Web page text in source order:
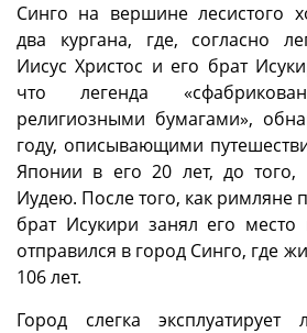
Синго на вершине лесистого
два кургана, где, согласно
Иисус Христос и его брат
что легенда
религиозными бумагами»,
году, описывающими
Японии в его 20 лет, до того,
Иудею. После того, как римляне
брат Исукири занял его место
отправился в город Синго, где
106 лет.
Город слегка эксплуатирует